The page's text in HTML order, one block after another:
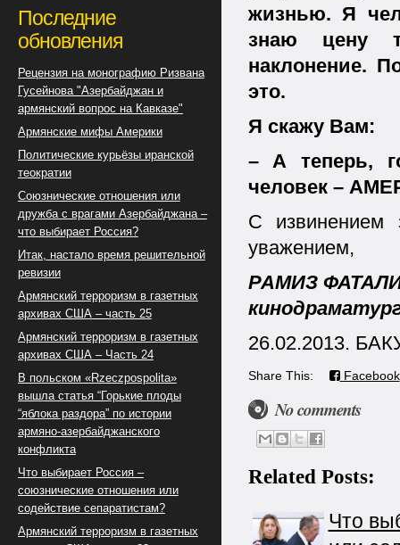
жизнью. Я
знаю цену
наклонение.
это.
Я скажу Вам:
– А теперь,
человек –
С извинением
уважением,
РАМИЗ
26.02.2013.
Share This: Facebook
No comments
Related Posts:
Что
Последние
обновления
Рецензия на монографию Ризвана
Гусейнова "Азербайджан и
армянский вопрос на Кавказе"
Армянские мифы Америки
Политические курьёзы иранской
теократии
Союзнические отношения или
дружба с врагами Азербайджана –
что выбирает Россия?
Итак, настало время решительной
ревизии
Армянский терроризм в газетных
архивах США – часть 25
Армянский терроризм в газетных
архивах США – Часть 24
В польском «Rzeczpospolita»
вышла статья “Горькие плоды
“яблока раздора” по истории
армяно-азербайджанского
конфликта
Что выбирает Россия –
союзнические отношения или
содействие сепаратистам?
Армянский терроризм в газетных